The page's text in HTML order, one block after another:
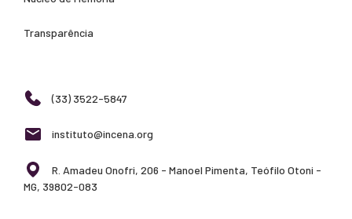
Transparência
(33) 3522-5847
instituto@incena.org
R. Amadeu Onofri, 206 - Manoel Pimenta, Teófilo Otoni -
MG, 39802-083